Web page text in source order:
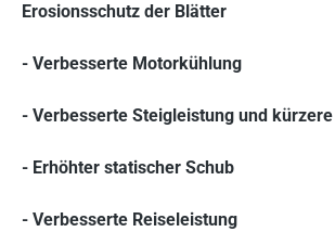
Erosionsschutz der Blätter
- Verbesserte Motorkühlung
- Verbesserte Steigleistung und
- Erhöhter statischer Schub
- Verbesserte Reiseleistung